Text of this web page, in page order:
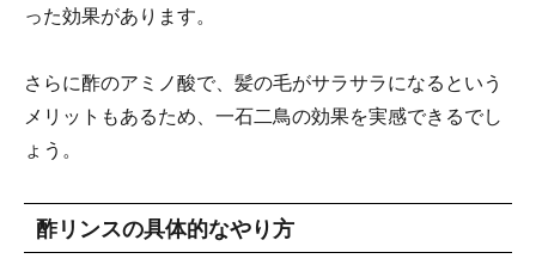
った効果があります。
さらに酢のアミノ酸で、髪の毛がサラサラになるという
メリットもあるため、一石二鳥の効果を実感できるでし
ょう。
酢リンスの具体的なやり方